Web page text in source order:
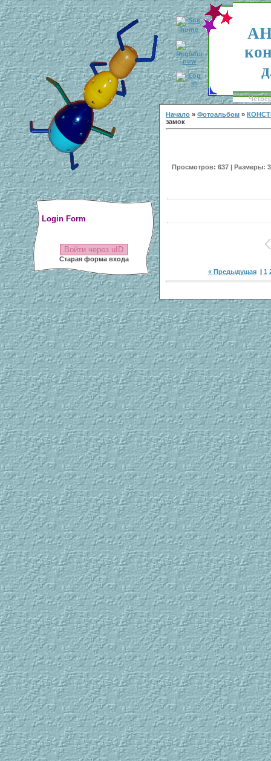
Login Form
Войти через uID
Старая форма входа
Начало » Фотоальбом »
замок
Просмотров: 637 | Размеры:
« Предыдущая| 1